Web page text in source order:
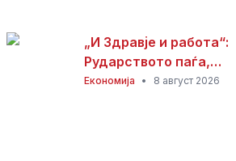
„И Здравје и работа“:
Рударството паѓа,
инвестициите стојат –
Економија • 8 август 2026